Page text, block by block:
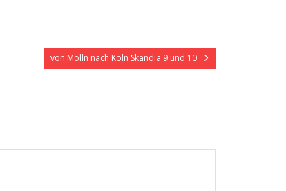
von Mölln nach Köln Skandia 9 und 10